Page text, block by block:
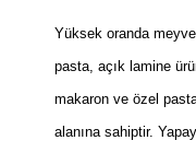
Yüksek oranda
pasta, açık lamine
makaron ve özel
alanına sahiptir.